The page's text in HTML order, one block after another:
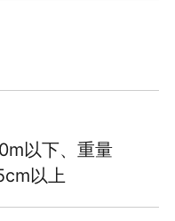
以下、重量
以上